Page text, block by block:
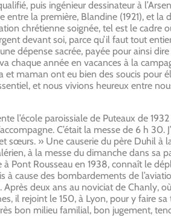
puis ingénieur dessinateur à
la première, Blandine (1921), et la
chrétienne soignée, tel est le cadre
devant soi, parce qu’il faut tout
dépense sacrée, payée pour ainsi
chaque année en vacances à la
et maman ont eu bien des soucis pour
et nous vivions heureux entre
l’école paroissiale de Puteaux de 1932
C’était la messe de 6 h 30.
sœurs. » Une causerie du père Duhil à
à la messe du dimanche dans sa
Pont Rousseau en 1938, connaît le
à cause des bombardements de
deux ans au noviciat de Chanly,
il rejoint le 150, à Lyon, pour y faire
bon milieu familial, bon jugement,